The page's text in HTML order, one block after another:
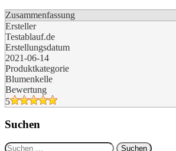
Zusammenfassung
Ersteller
Testablauf.de
Erstellungsdatum
2021-06-14
Produktkategorie
Blumenkelle
Bewertung
5
Suchen
Suchen